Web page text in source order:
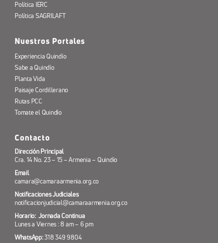
Política IERC
Política SAGRILAFT
Nuestros Portales
Experiencia Quindío
Sabe a Quindío
Planta Vida
Paisaje Cordillerano
Rutas PCC
Tomate el Quindío
Contacto
Dirección Principal
Cra. 14 No. 23 – 15 – Armenia – Quindío
Email
camara@camaraarmenia.org.co
Notificaciones Judiciales
notificacionjudicial@camaraarmenia.org.co
Horario: Jornada Continua
Lunes a Viernes : 8 am – 6 pm
WhatsApp:318 349 9804